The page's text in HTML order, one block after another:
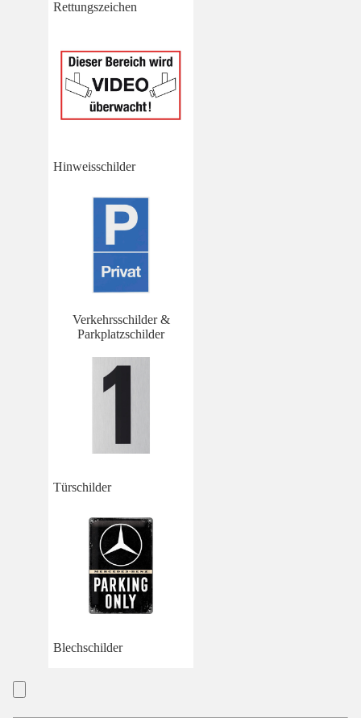
Rettungszeichen
Hinweisschilder
Verkehrsschilder &
Parkplatzschilder
Türschilder
Blechschilder